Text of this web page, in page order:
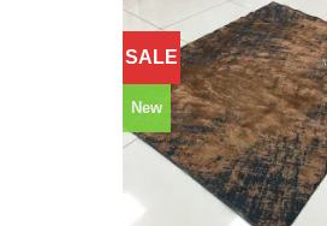
SALE
New